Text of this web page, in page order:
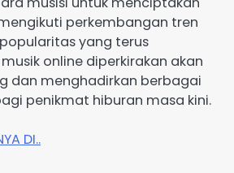
perkembangan tren
yang terus
online diperkirakan akan
dan menghadirkan berbagai
penikmat hiburan masa kini.
DI..